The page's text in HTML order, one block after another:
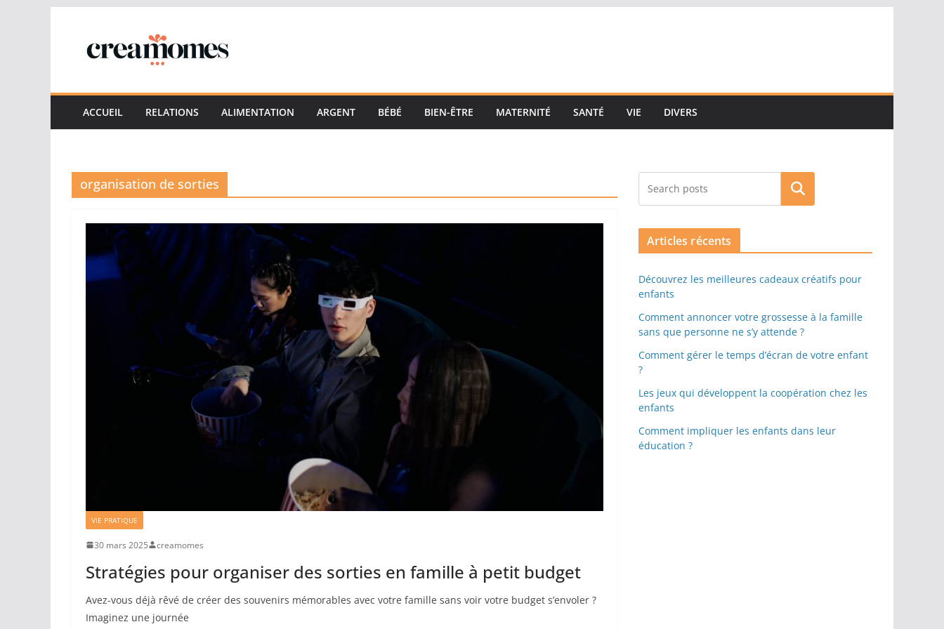
contenu
ACCUEIL RELATIONS ALIMENTATION ARGENT BÉBÉ BIEN-ÊTRE MATERNITÉ SANTÉ VIE DIVERS
organisation de sorties
VIE PRATIQUE
30 mars 2025 creamomes
Stratégies pour organiser des sorties en famille à petit budget
Avez-vous déjà rêvé de créer des souvenirs mémorables avec votre famille sans voir votre budget s’envoler ?
Imaginez une journée
Rechercher
Articles récents
Découvrez les meilleures cadeaux créatifs pour
enfants
Comment annoncer votre grossesse à la famille
sans que personne ne s’y attende ?
Comment gérer le temps d’écran de votre enfant
?
Les jeux qui développent la coopération chez les
enfants
Comment impliquer les enfants dans leur
éducation ?